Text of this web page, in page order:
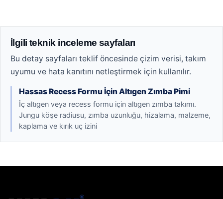
İlgili teknik inceleme sayfaları
Bu detay sayfaları teklif öncesinde çizim verisi, takım
uyumu ve hata kanıtını netleştirmek için kullanılır.
Hassas Recess Formu İçin Altıgen Zımba Pimi
İç altıgen veya recess formu için altıgen zımba takımı.
Jungu köşe radiusu, zımba uzunluğu, hizalama, malzeme,
kaplama ve kırık uç izini